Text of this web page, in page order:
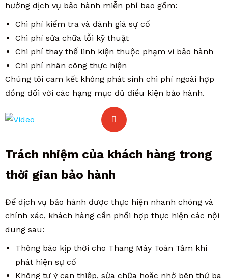
hưởng dịch vụ bảo hành miễn phí bao gồm:
Chi phí kiểm tra và đánh giá sự cố
Chi phí sửa chữa lỗi kỹ thuật
Chi phí thay thế linh kiện thuộc phạm vi bảo hành
Chi phí nhân công thực hiện
Chúng tôi cam kết không phát sinh chi phí ngoài hợp
đồng đối với các hạng mục đủ điều kiện bảo hành.
Trách nhiệm của khách hàng trong
thời gian bảo hành
Để dịch vụ bảo hành được thực hiện nhanh chóng và
chính xác, khách hàng cần phối hợp thực hiện các nội
dung sau:
Thông báo kịp thời cho Thang Máy Toàn Tâm khi
phát hiện sự cố
Không tự ý can thiệp, sửa chữa hoặc nhờ bên thứ ba